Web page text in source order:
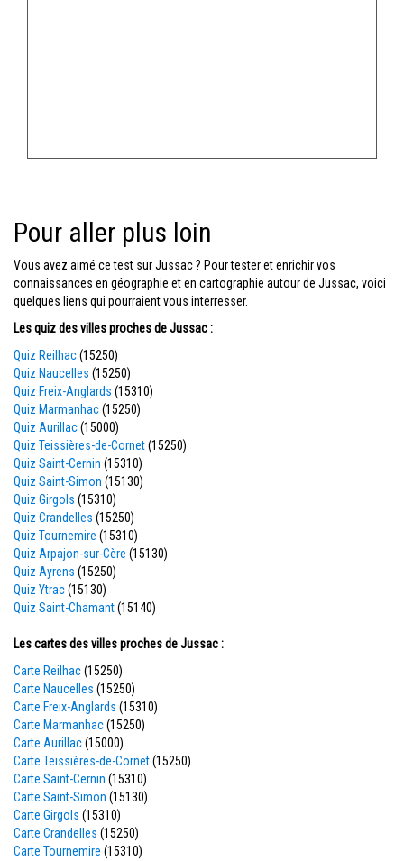
Pour aller plus loin
Vous avez aimé ce test sur Jussac ? Pour tester et enrichir vos
connaissances en géographie et en cartographie autour de Jussac, voici
quelques liens qui pourraient vous interresser.
Les quiz des villes proches de Jussac :
Quiz Reilhac(15250)
Quiz Naucelles (15250)
Quiz Freix-Anglards (15310)
Quiz Marmanhac(15250)
Quiz Aurillac(15000)
Quiz Teissières-de-Cornet(15250)
Quiz Saint-Cernin (15310)
Quiz Saint-Simon (15130)
Quiz Girgols (15310)
Quiz Crandelles (15250)
Quiz Tournemire (15310)
Quiz Arpajon-sur-Cère (15130)
Quiz Ayrens (15250)
Quiz Ytrac(15130)
Quiz Saint-Chamant(15140)
Les cartes des villes proches de Jussac :
Carte Reilhac(15250)
Carte Naucelles (15250)
Carte Freix-Anglards (15310)
Carte Marmanhac(15250)
Carte Aurillac(15000)
Carte Teissières-de-Cornet(15250)
Carte Saint-Cernin (15310)
Carte Saint-Simon (15130)
Carte Girgols (15310)
Carte Crandelles (15250)
Carte Tournemire (15310)